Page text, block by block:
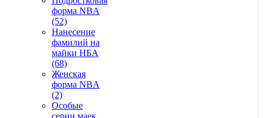
форма NBA
(52)
Нанесение
фамилий на
майки НБА
(68)
Женская
форма NBA
(2)
Особые
серии маек